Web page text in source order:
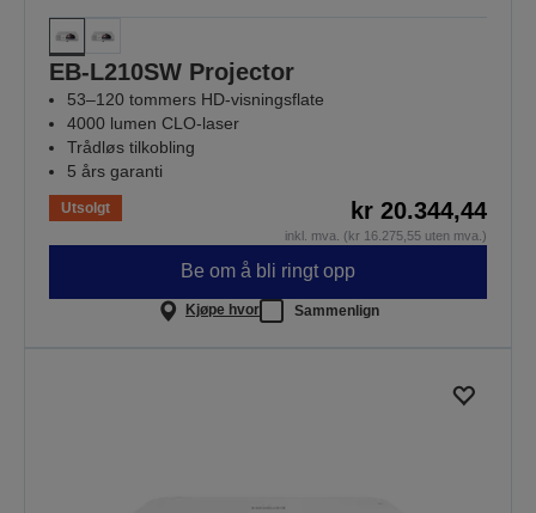
EB-L210SW Projector
53–120 tommers HD-visningsflate
4000 lumen CLO-laser
Trådløs tilkobling
5 års garanti
Utsolgt kr 20.344,44
inkl. mva. (kr 16.275,55 uten mva.)
Be om å bli ringt opp
Kjøpe hvor Sammenlign